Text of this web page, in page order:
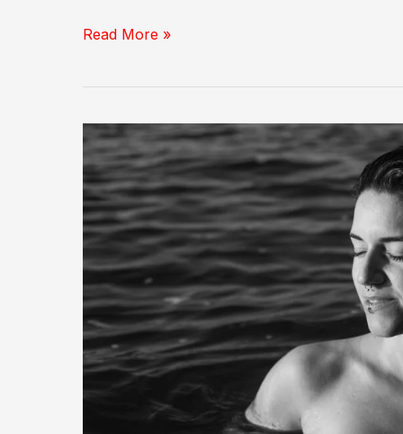
Blister
formato
mais
barato
para
começar
Read More »